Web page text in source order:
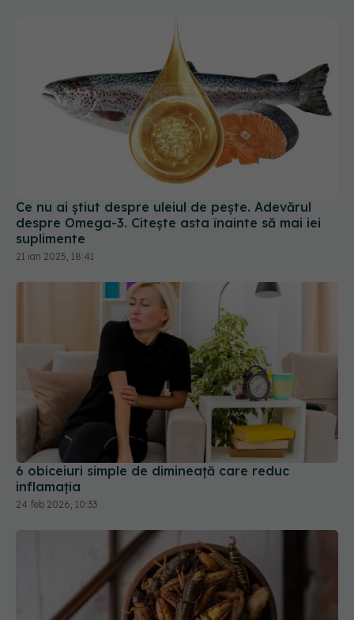
Ce nu ai știut despre uleiul de pește. Adevărul
despre Omega-3. Citește asta înainte să mai iei
suplimente
21 ian 2025, 18:41
6 obiceiuri simple de dimineață care reduc
inflamația
24 feb 2026, 10:33